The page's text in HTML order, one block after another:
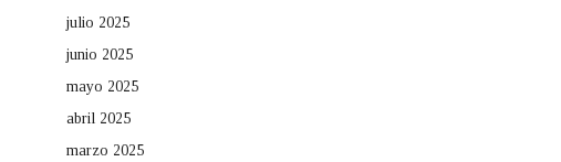
julio 2025
junio 2025
mayo 2025
abril 2025
marzo 2025